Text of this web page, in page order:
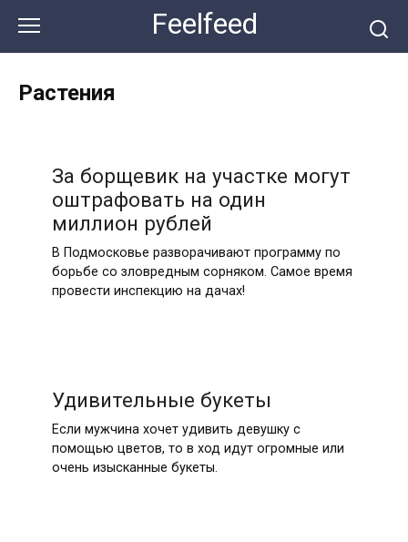
контенту
Feelfeed
Растения
За борщевик на участке могут
оштрафовать на один
миллион рублей
В Подмосковье разворачивают программу по
борьбе со зловредным сорняком. Самое время
провести инспекцию на дачах!
Удивительные букеты
Если мужчина хочет удивить девушку с
помощью цветов, то в ход идут огромные или
очень изысканные букеты.